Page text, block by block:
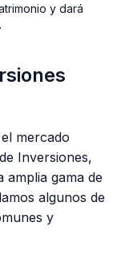
y dará
mercado
Inversiones,
gama de
algunos de
y